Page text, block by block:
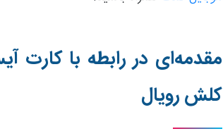
مقدمه‌ای در رابطه با کارت
کلش رویال